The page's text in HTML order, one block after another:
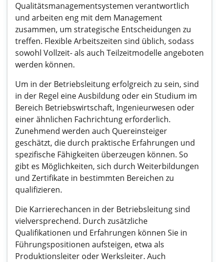
Qualitätsmanagementsystemen verantwortlich
und arbeiten eng mit dem Management
zusammen, um strategische Entscheidungen zu
treffen. Flexible Arbeitszeiten sind üblich, sodass
sowohl Vollzeit- als auch Teilzeitmodelle angeboten
werden können.
Um in der Betriebsleitung erfolgreich zu sein, sind
in der Regel eine Ausbildung oder ein Studium im
Bereich Betriebswirtschaft, Ingenieurwesen oder
einer ähnlichen Fachrichtung erforderlich.
Zunehmend werden auch Quereinsteiger
geschätzt, die durch praktische Erfahrungen und
spezifische Fähigkeiten überzeugen können. So
gibt es Möglichkeiten, sich durch Weiterbildungen
und Zertifikate in bestimmten Bereichen zu
qualifizieren.
Die Karrierechancen in der Betriebsleitung sind
vielversprechend. Durch zusätzliche
Qualifikationen und Erfahrungen können Sie in
Führungspositionen aufsteigen, etwa als
Produktionsleiter oder Werksleiter. Auch